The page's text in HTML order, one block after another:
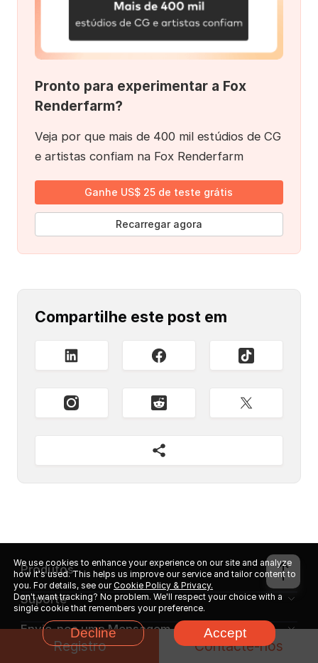
Pronto para experimentar a Fox
Renderfarm?
Veja por que mais de 400 mil estúdios de CG
e artistas confiam na Fox Renderfarm
Ganhe US$ 25 de teste grátis
Recarregar agora
Compartilhe este post em
Produtos
Suporte
Envie-nos uma Mensagem
Programa
We use cookies to enhance your experience on our site and analyze
how it's used. This helps us improve our service and tailor content to
you. For details, see ourCookie Policy & Privacy.
Don't want tracking? No problem. We'll respect your choice with a
single cookie that remembers your preference.
Decline Accept
Registro Contacte-nos